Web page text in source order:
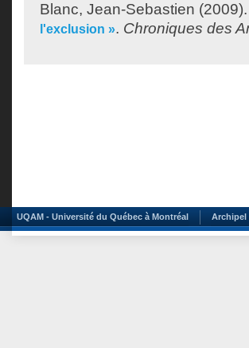
Blanc, Jean-Sebastien (2009).
l'exclusion ». Chroniques des
UQAM - Université du Québec à Montréal Archipel